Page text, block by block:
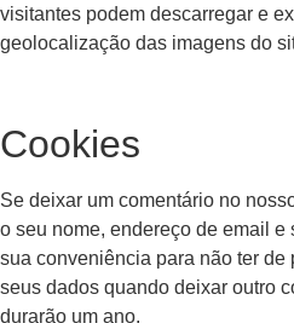
visitantes podem descarregar e
geolocalização das imagens do
Cookies
Se deixar um comentário no
o seu nome, endereço de email e
sua conveniência para não ter de
seus dados quando deixar outro
durarão um ano.